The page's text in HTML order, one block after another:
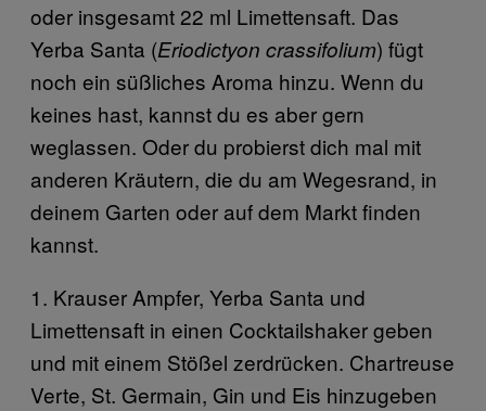
oder insgesamt 22 ml Limettensaft. Das
Yerba Santa (Eriodictyon crassifolium) fügt
noch ein süßliches Aroma hinzu. Wenn du
keines hast, kannst du es aber gern
weglassen. Oder du probierst dich mal mit
anderen Kräutern, die du am Wegesrand, in
deinem Garten oder auf dem Markt finden
kannst.
1. Krauser Ampfer, Yerba Santa und
Limettensaft in einen Cocktailshaker geben
und mit einem Stößel zerdrücken. Chartreuse
Verte, St. Germain, Gin und Eis hinzugeben